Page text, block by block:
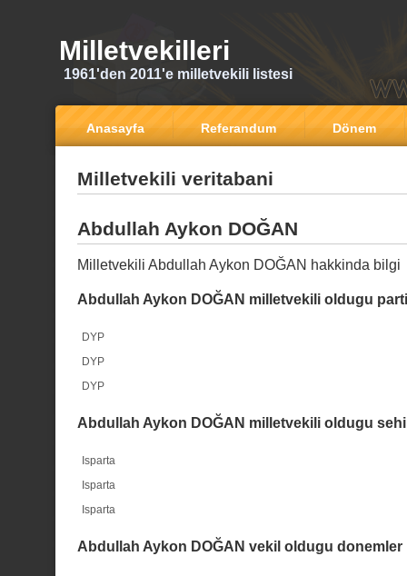
Milletvekilleri
1961'den 2011'e milletvekili listesi
Anasayfa Referandum Dönem
Milletvekili veritabani
Abdullah Aykon DOĞAN
Milletvekili Abdullah Aykon DOĞAN hakkinda bilgi
Abdullah Aykon DOĞAN milletvekili oldugu
DYP
DYP
DYP
Abdullah Aykon DOĞAN milletvekili oldugu
Isparta
Isparta
Isparta
Abdullah Aykon DOĞAN vekil oldugu donemler